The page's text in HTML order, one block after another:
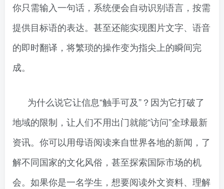
你只需输入一句话，系统便会自动识别语言，按需
提供目标语的表达。甚至还能实现图片文字、语音
的即时翻译，将繁琐的操作变为指尖上的瞬间完
成。
为什么说它让信息“触手可及”？因为它打破了
地域的限制，让人们不用出门就能“访问”全球最新
资讯。你可以用母语阅读来自世界各地的新闻，了
解不同国家的文化风俗，甚至探索国际市场的机
会。如果你是一名学生，想要阅读外文资料、理解